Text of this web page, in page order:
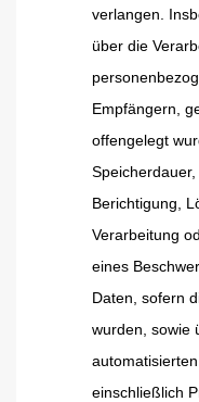
verlangen.
über die
Empfängern,
offengelegt
Berichtigung,
Verarbeitung
eines
Daten, sofern
wurden, sowie
einschließlich